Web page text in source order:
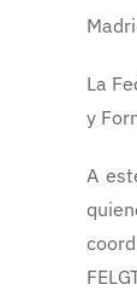
La
y
A